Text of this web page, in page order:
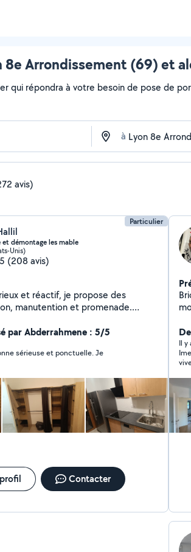
8e Arrondissement (69) et
qui répondra à votre besoin de pose de
à
avis)
Particulier
et démontage les mable
Unis)
(208 avis)
et réactif, je propose des
manutention et promenade.
accessibles disponible 7jr/7jr .》
par Abderrahmene : 5/5
sérieuse et ponctuelle. Je
Contacter
Il y